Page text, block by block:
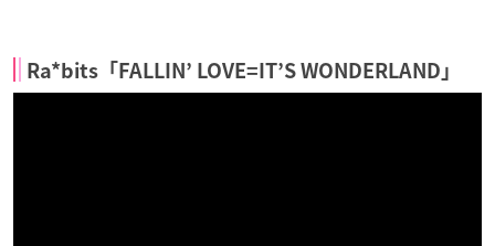
Ra*bits「FALLIN’ LOVE=IT’S WONDERLAND」